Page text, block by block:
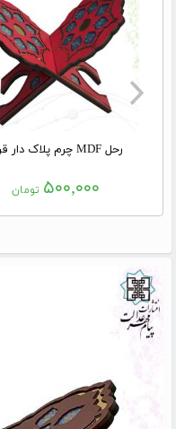
رحل MDF چرم پلاک دار قرمز
۵۰۰,۰۰۰ تومان